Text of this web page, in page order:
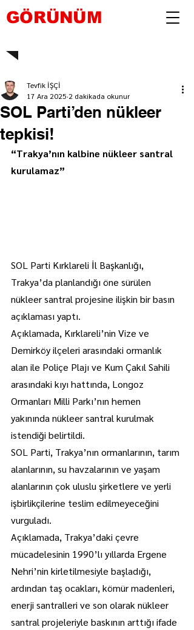
GÖRÜNÜM
SOL Parti’den nükleer
tepkisi!
Tevfik İŞÇİ
17 Ara 2025 2 dakikada okunur
“Trakya’nın kalbine nükleer santral
kurulamaz”
SOL Parti Kırklareli İl Başkanlığı,
Trakya’da planlandığı öne sürülen
nükleer santral projesine ilişkin bir basın
açıklaması yaptı.
Açıklamada, Kırklareli’nin Vize ve
Demirköy ilçeleri arasındaki ormanlık
alan ile Poliçe Plajı ve Kum Çakıl Sahili
arasındaki kıyı hattında, Longoz
Ormanları Milli Parkı’nın hemen
yakınında nükleer santral kurulmak
istendiği belirtildi.
SOL Parti, Trakya’nın ormanlarının, tarım
alanlarının, su havzalarının ve yaşam
alanlarının çok uluslu şirketlere ve yerli
işbirlikçilerine teslim edilmeyeceğini
vurguladı.
Açıklamada, Trakya’daki çevre
mücadelesinin 1990’lı yıllarda Ergene
Nehri’nin kirletilmesiyle başladığı,
ardından taş ocakları, kömür madenleri,
enerji santralleri ve son olarak nükleer
santral projeleriyle baskının arttığı ifade